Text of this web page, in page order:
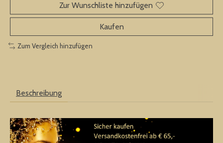
Zur Wunschliste hinzufügen
Kaufen
Zum Vergleich hinzufügen
Beschreibung